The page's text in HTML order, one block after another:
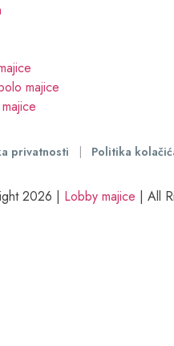
majice
privatnosti Politika
2026 | Lobby majice | All